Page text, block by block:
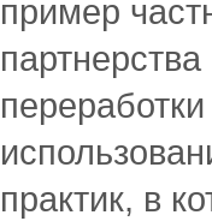
пример
практик, в